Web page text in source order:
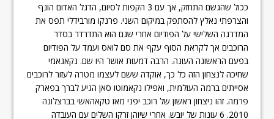
ככול שהגשם התחזק, אך עם 3 הקפות לסיום, הדגל האדום הונף
והצרפתי נאלץ להסתפק במיקום השני. פרנקו מורבידלי תפס את
המדרגה השלישי על הפודיום אחרי שגם הוא התדרדר בסדר
הרוכבים אך לקראת הסוף עקף את סם לואס ועמד על הפודיום
בפעם הראשונה העונה. הרבה דמעות אושר היו שם. נקאגאמי
שחיכה לנצחון הזה כל כך, אוקדה ששם לעצמו מטרה לעזור לרוכבים
אסייתים ברמה העולמית, ואפילו נקאמוטו סאן הגיע לברך בפארק
פרמה. זהו ניצחון ראשון של רוכב יפני מאז טקאהאשי בברצלונה
2010. 6 עונות של יובש. אחרי שיוהן זרקו השלים עם העובדה